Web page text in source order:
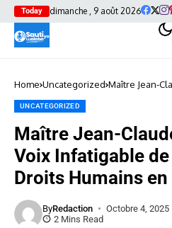
Today dimanche , 9 août 2026
Home Uncategorized Maître Jean-
UNCATEGORIZED
Maître Jean-
Voix Infatigable
Droits Humains en
ByRedaction
Octobre 4, 2025
2 Mins Read